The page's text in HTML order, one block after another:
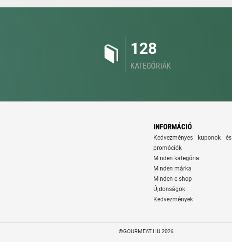
128
KATEGÓRIÁK
INFORMÁCIÓ
Kedvezményes kuponok és
promóciók
Minden kategória
Minden márka
Minden e-shop
Újdonságok
Kedvezmények
©GOURMEAT.HU 2026